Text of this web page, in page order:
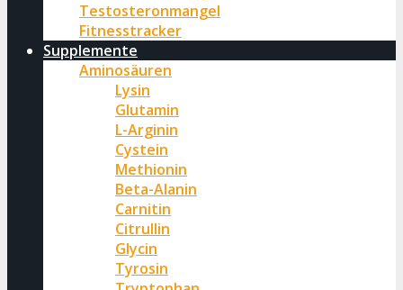
Testosteronmangel
Fitnesstracker
Supplemente
Aminosäuren
Lysin
Glutamin
L-Arginin
Cystein
Methionin
Beta-Alanin
Carnitin
Citrullin
Glycin
Tyrosin